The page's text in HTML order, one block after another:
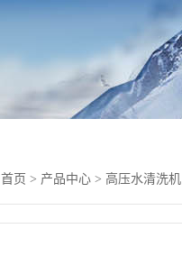
首页 > 产品中心 > 高压水清洗机